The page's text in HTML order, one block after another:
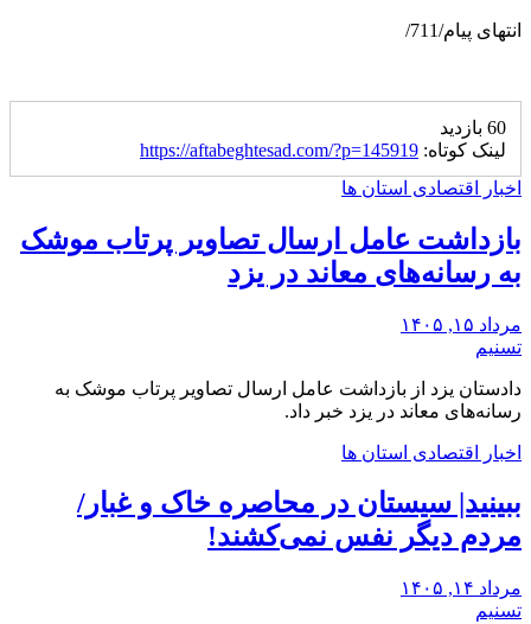
انتهای پیام/711/
60 بازدید
لینک کوتاه: https://aftabeghtesad.com/?p=145919
اخبار اقتصادی استان ها
بازداشت عامل ارسال تصاویر پرتاب موشک
به رسانه‌های معاند در یزد
مرداد ۱۵, ۱۴۰۵
تسنیم
دادستان یزد از بازداشت عامل ارسال تصاویر پرتاب موشک به
رسانه‌های معاند در یزد خبر ‌داد.
اخبار اقتصادی استان ها
ببینید| سیستان در ‌محاصره خاک و غبار/
مردم دیگر نفس نمی‌کشند!
مرداد ۱۴, ۱۴۰۵
تسنیم